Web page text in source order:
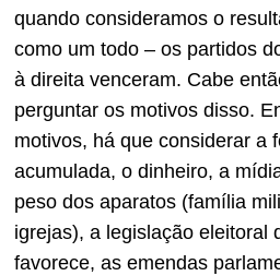
quando consideramos o
como um todo – os partidos
à direita venceram. Cabe
perguntar os motivos disso.
motivos, há que considerar a
acumulada, o dinheiro, a
peso dos aparatos (família
igrejas), a legislação eleitoral
favorece, as emendas